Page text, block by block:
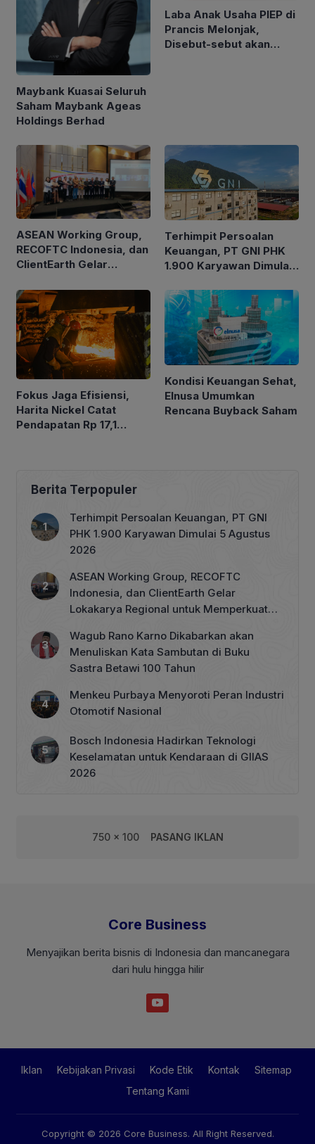
Maybank Kuasai Seluruh
Saham Maybank Ageas
Holdings Berhad
Laba Anak Usaha PIEP di
Prancis Melonjak,
Disebut-sebut akan
ASEAN Working Group,
RECOFTC Indonesia, dan
ClientEarth Gelar
untuk Memperkuat Tata
Kelola Perhutanan Sosial
Terhimpit Persoalan
Keuangan, PT GNI PHK
1.900 Karyawan Dimulai
Fokus Jaga Efisiensi,
Harita Nickel Catat
Pendapatan Rp 17,1
Kondisi Keuangan Sehat,
Elnusa Umumkan
Rencana Buyback Saham
Berita Terpopuler
Terhimpit Persoalan Keuangan, PT GNI
PHK 1.900 Karyawan Dimulai 5 Agustus
2026
ASEAN Working Group, RECOFTC
Indonesia, dan ClientEarth Gelar
Lokakarya Regional untuk Memperkuat
Wagub Rano Karno Dikabarkan akan
Menuliskan Kata Sambutan di Buku
Sastra Betawi 100 Tahun
Menkeu Purbaya Menyoroti Peran Industri
Otomotif Nasional
Bosch Indonesia Hadirkan Teknologi
Keselamatan untuk Kendaraan di GIIAS
2026
750 x 100 PASANG IKLAN
Core Business
Menyajikan berita bisnis di Indonesia dan mancanegara
dari hulu hingga hilir
Iklan Kebijakan Privasi Kode Etik Kontak
Sitemap
Tentang Kami
Copyright © 2026 Core Business. All Right Reserved.